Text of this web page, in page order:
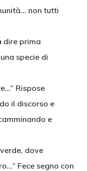
non tutti
dire prima
specie di
Rispose
il discorso e
e
dove
Fece segno con